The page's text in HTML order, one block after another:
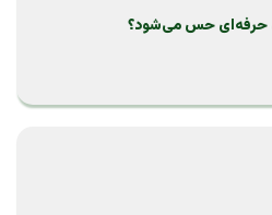
حرفه‌ای حس می‌شود؟